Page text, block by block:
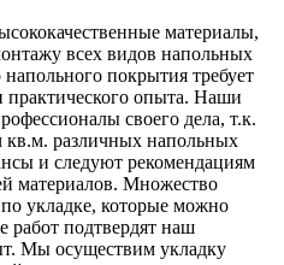
материалы,
всех видов напольных
покрытия требует
практического опыта. Наши
своего дела, т.к.
различных напольных
и следуют рекомендациям
материалов. Множество
укладке, которые можно
работ подтвердят наш
Мы осуществим укладку